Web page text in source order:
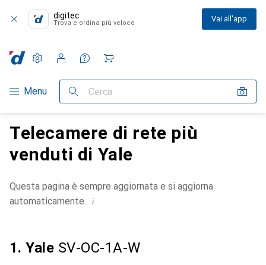
digitec
Trova e ordina più veloce Vai all'app
Categoria Navigazione
Menu Cerca
Impostazioni
Conto cliente
Liste di confronto
Liste dei desideri
Carrello
Telecamere di rete più
venduti di Yale
Questa pagina è sempre aggiornata e si aggiorna
automaticamente. i
1. Yale SV-OC-1A-W